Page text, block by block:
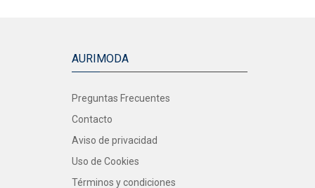
AURIMODA
Preguntas Frecuentes
Contacto
Aviso de privacidad
Uso de Cookies
Términos y condiciones